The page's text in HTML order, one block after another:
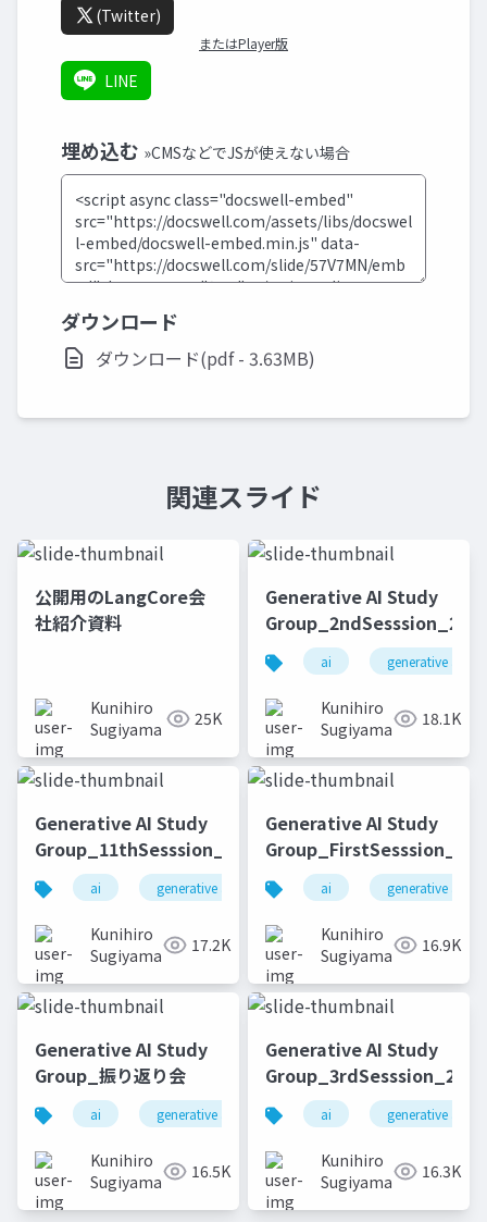
(Twitter)
またはPlayer版
LINE
埋め込む »CMSなどでJSが使えない場合
ダウンロード
ダウンロード(pdf - 3.63MB)
関連スライド
公開用のLangCore会
社紹介資料
Kunihiro
Sugiyama
25K
Generative AI Study
ai generative ai
Kunihiro
Sugiyama
18.1K
Generative AI Study
Group_11thSesssion_20231114
ai generative ai machine learning deep
Kunihiro
Sugiyama
17.2K
Generative AI Study
ai generative ai
Kunihiro
Sugiyama
16.9K
Generative AI Study
Group_振り返り会
ai generative ai machine learning deep
Kunihiro
Sugiyama
16.5K
Generative AI Study
ai generative ai
Kunihiro
Sugiyama
16.3K